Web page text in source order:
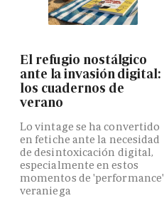
El refugio nostálgico
ante la invasión digital:
los cuadernos de
verano
Lo vintage se ha convertido
en fetiche ante la necesidad
de desintoxicación digital,
especialmente en estos
momentos de 'performance'
veraniega